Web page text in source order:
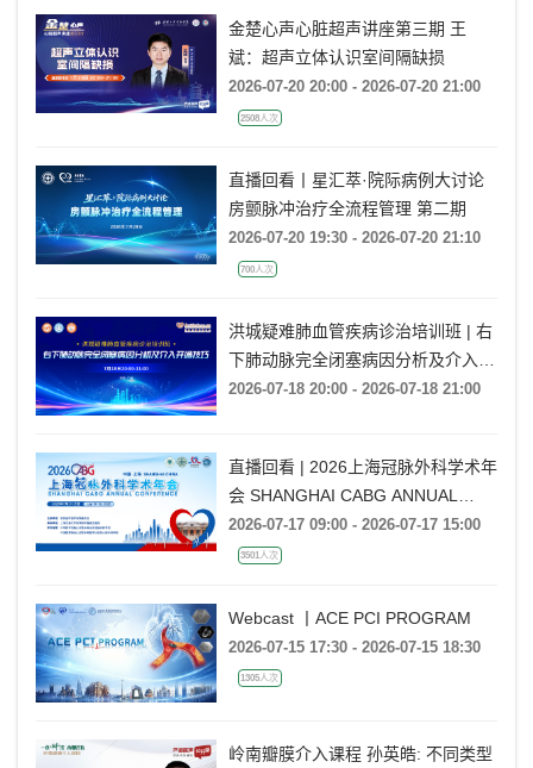
金楚心声心脏超声讲座第三期 王
斌：超声立体认识室间隔缺损
2026-07-20 20:00 - 2026-07-20 21:00
2508人次
直播回看丨星汇萃·院际病例大讨论
房颤脉冲治疗全流程管理 第二期
2026-07-20 19:30 - 2026-07-20 21:10
700人次
洪城疑难肺血管疾病诊治培训班 | 右
下肺动脉完全闭塞病因分析及介入开
通技巧
2026-07-18 20:00 - 2026-07-18 21:00
直播回看 | 2026上海冠脉外科学术年
会 SHANGHAI CABG ANNUAL
CONFERENCE
2026-07-17 09:00 - 2026-07-17 15:00
3501人次
Webcast 丨ACE PCI PROGRAM
2026-07-15 17:30 - 2026-07-15 18:30
1305人次
岭南瓣膜介入课程 孙英皓: 不同类型